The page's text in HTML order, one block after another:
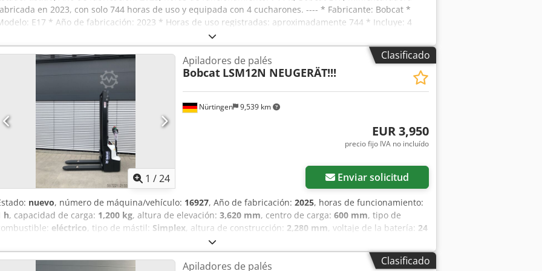
en 2023, con solo 744 horas de uso y equipada con 4 cucharones. ---- * Fabricante: Bobcat *
E17 * Año de fabricación: 2023 * Horas de uso registradas: aproximadamente 744 * Incluye: 4
cucharones * Acoplamiento rápido * Cabina completa * Tren de rodaje con ancho ajustable * Peso
1.711 kg Csdpozp Ayvefx Ai Asha * Motor diésel Kubota * Precio: 16.900 euros, neto + 19% de
IVA ---- Para cualquier consulta, por favor, llame a: Erik Kortum: WhatsApp ?Toda la información se
proporciona sin garantía ni responsabilidad, y está sujeta a errores y a la venta previa.
Clasificado
1 /24
Nürtingen 9,539 km
Apiladores de palés
Bobcat LSM12N NEUGERÄT!!!
EUR 3,950
precio fijo IVA no incluído
Enviar solicitud
nuevo, número de máquina/vehículo: 16927, Año de fabricación: 2025, horas de funcionamiento:
h, capacidad de carga: 1,200 kg, altura de elevación: 3,620 mm, centro de carga: 600 mm, tipo de
eléctrico, tipo de mástil: Simplex, altura de construcción: 2,280 mm, voltaje de la batería: 24
576 kg
S Rmo Ai Asa Especificaciones de la batería: 24 V, 60 Ah.
Clasificado
Apiladores de palés